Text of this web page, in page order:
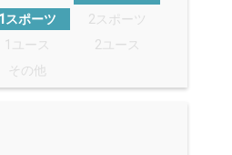
1スポーツ
2スポーツ
1ユース
2ユース
その他